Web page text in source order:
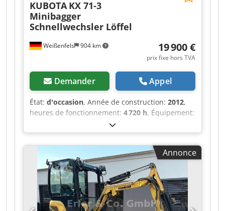
Weißenfels 904 km
KUBOTA KX 71-3
Minibagger
Schnellwechsler Löffel
19 900 €
prix fixe hors TVA
Demander Appel
État: d'occasion, Année de construction: 2012,
heures de fonctionnement: 4 720 h, Équipement:
, N° interne : KX 71 sur
commande client Cjdpjzr Awmefx Antsha Kubota
KX 71-3 en bon état * Mini-pelle * Kubota KX 71-
3 * Année de fabrication : 2012 * Environ 4 720
heures * Système de changement rapide *
Godet rétro * 2 godets profonds Reprise possible
Financement à partir de 3,99 % Sous réserve
d’erreurs et de vente intermédiaire ! Les
informations contenues dans cette annonce sont
Annonce